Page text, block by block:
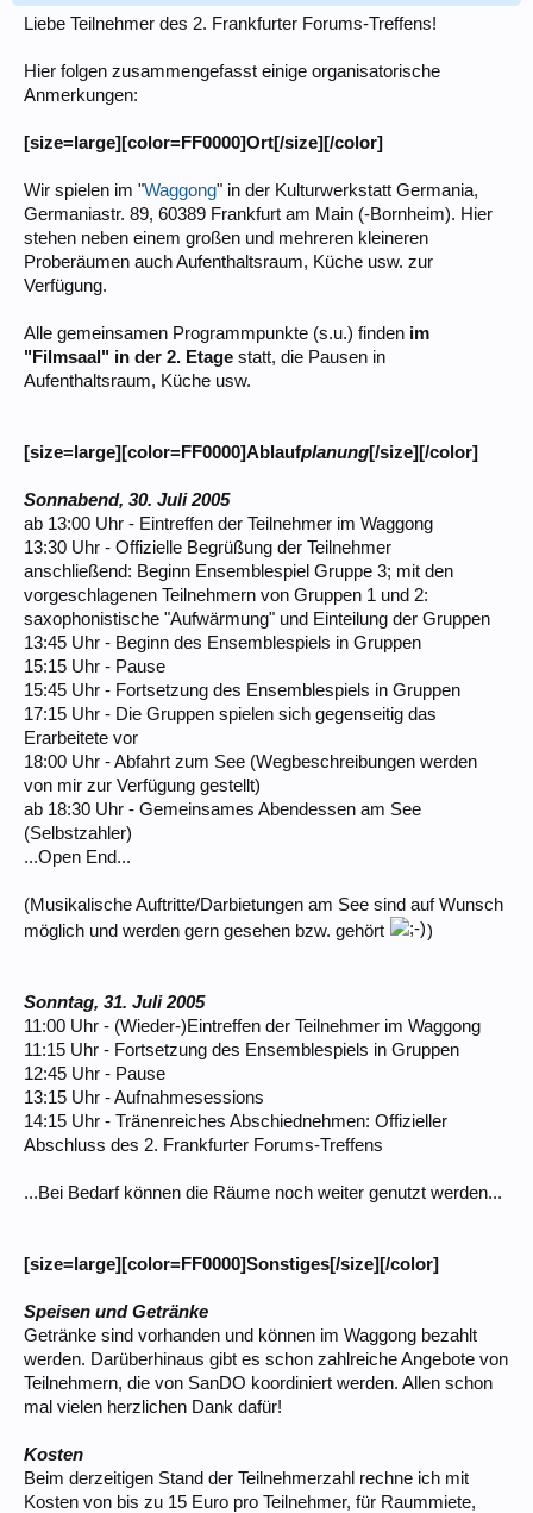
Liebe Teilnehmer des 2. Frankfurter Forums-Treffens!
Hier folgen zusammengefasst einige organisatorische
Anmerkungen:
[size=large][color=FF0000]Ort[/size][/color]
Wir spielen im "Waggong" in der Kulturwerkstatt Germania,
Germaniastr. 89, 60389 Frankfurt am Main (-Bornheim). Hier
stehen neben einem großen und mehreren kleineren
Proberäumen auch Aufenthaltsraum, Küche usw. zur
Verfügung.
Alle gemeinsamen Programmpunkte (s.u.) finden im
"Filmsaal" in der 2. Etage statt, die Pausen in
Aufenthaltsraum, Küche usw.
[size=large][color=FF0000]Ablaufplanung[/size][/color]
Sonnabend, 30. Juli 2005
ab 13:00 Uhr - Eintreffen der Teilnehmer im Waggong
13:30 Uhr - Offizielle Begrüßung der Teilnehmer
anschließend: Beginn Ensemblespiel Gruppe 3; mit den
vorgeschlagenen Teilnehmern von Gruppen 1 und 2:
saxophonistische "Aufwärmung" und Einteilung der Gruppen
13:45 Uhr - Beginn des Ensemblespiels in Gruppen
15:15 Uhr - Pause
15:45 Uhr - Fortsetzung des Ensemblespiels in Gruppen
17:15 Uhr - Die Gruppen spielen sich gegenseitig das
Erarbeitete vor
18:00 Uhr - Abfahrt zum See (Wegbeschreibungen werden
von mir zur Verfügung gestellt)
ab 18:30 Uhr - Gemeinsames Abendessen am See
(Selbstzahler)
...Open End...
(Musikalische Auftritte/Darbietungen am See sind auf Wunsch
möglich und werden gern gesehen bzw. gehört
)
Sonntag, 31. Juli 2005
11:00 Uhr - (Wieder-)Eintreffen der Teilnehmer im Waggong
11:15 Uhr - Fortsetzung des Ensemblespiels in Gruppen
12:45 Uhr - Pause
13:15 Uhr - Aufnahmesessions
14:15 Uhr - Tränenreiches Abschiednehmen: Offizieller
Abschluss des 2. Frankfurter Forums-Treffens
...Bei Bedarf können die Räume noch weiter genutzt werden...
[size=large][color=FF0000]Sonstiges[/size][/color]
Speisen und Getränke
Getränke sind vorhanden und können im Waggong bezahlt
werden. Darüberhinaus gibt es schon zahlreiche Angebote von
Teilnehmern, die von SanDO koordiniert werden. Allen schon
mal vielen herzlichen Dank dafür!
Kosten
Beim derzeitigen Stand der Teilnehmerzahl rechne ich mit
Kosten von bis zu 15 Euro pro Teilnehmer, für Raummiete,